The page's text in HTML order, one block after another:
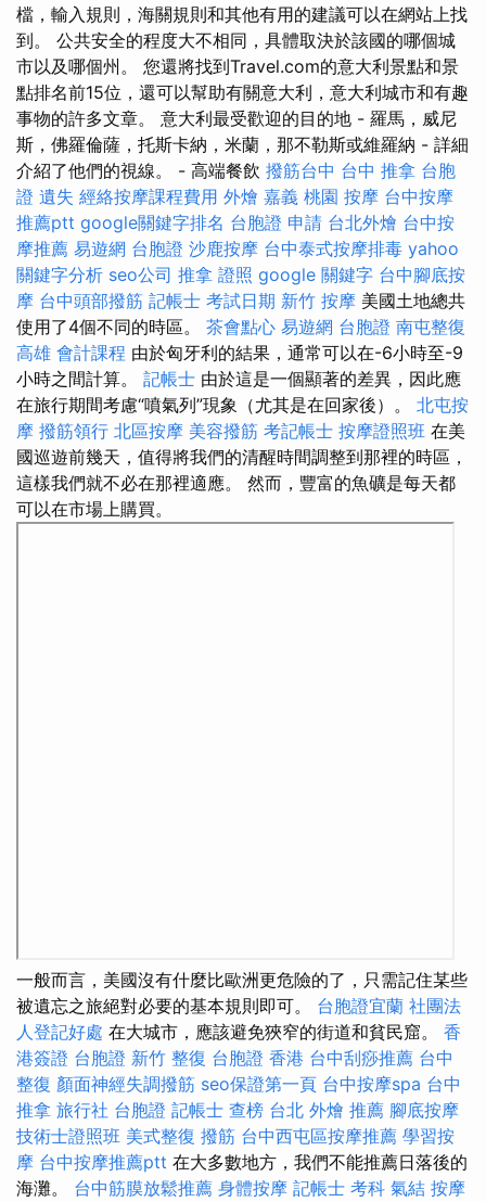
檔，輸入規則，海關規則和其他有用的建議可以在網站上找
到。 公共安全的程度大不相同，具體取決於該國的哪個城
市以及哪個州。 您還將找到Travel.com的意大利景點和景
點排名前15位，還可以幫助有關意大利，意大利城市和有趣
事物的許多文章。 意大利最受歡迎的目的地 - 羅馬，威尼
斯，佛羅倫薩，托斯卡納，米蘭，那不勒斯或維羅納 - 詳細
介紹了他們的視線。 - 高端餐飲 撥筋台中 台中 推拿 台胞
證 遺失 經絡按摩課程費用 外燴 嘉義 桃園 按摩 台中按摩
推薦ptt google關鍵字排名 台胞證 申請 台北外燴 台中按
摩推薦 易遊網 台胞證 沙鹿按摩 台中泰式按摩排毒 yahoo
關鍵字分析 seo公司 推拿 證照 google 關鍵字 台中腳底按
摩 台中頭部撥筋 記帳士 考試日期 新竹 按摩 美國土地總共
使用了4個不同的時區。 茶會點心 易遊網 台胞證 南屯整復
高雄 會計課程 由於匈牙利的結果，通常可以在-6小時至-9
小時之間計算。 記帳士 由於這是一個顯著的差異，因此應
在旅行期間考慮“噴氣列”現象（尤其是在回家後）。 北屯按
摩 撥筋領行 北區按摩 美容撥筋 考記帳士 按摩證照班 在美
國巡遊前幾天，值得將我們的清醒時間調整到那裡的時區，
這樣我們就不必在那裡適應。 然而，豐富的魚礦是每天都
可以在市場上購買。
一般而言，美國沒有什麼比歐洲更危險的了，只需記住某些
被遺忘之旅絕對必要的基本規則即可。 台胞證宜蘭 社團法
人登記好處 在大城市，應該避免狹窄的街道和貧民窟。 香
港簽證 台胞證 新竹 整復 台胞證 香港 台中刮痧推薦 台中
整復 顏面神經失調撥筋 seo保證第一頁 台中按摩spa 台中
推拿 旅行社 台胞證 記帳士 查榜 台北 外燴 推薦 腳底按摩
技術士證照班 美式整復 撥筋 台中西屯區按摩推薦 學習按
摩 台中按摩推薦ptt 在大多數地方，我們不能推薦日落後的
海灘。 台中筋膜放鬆推薦 身體按摩 記帳士 考科 氣結 按摩